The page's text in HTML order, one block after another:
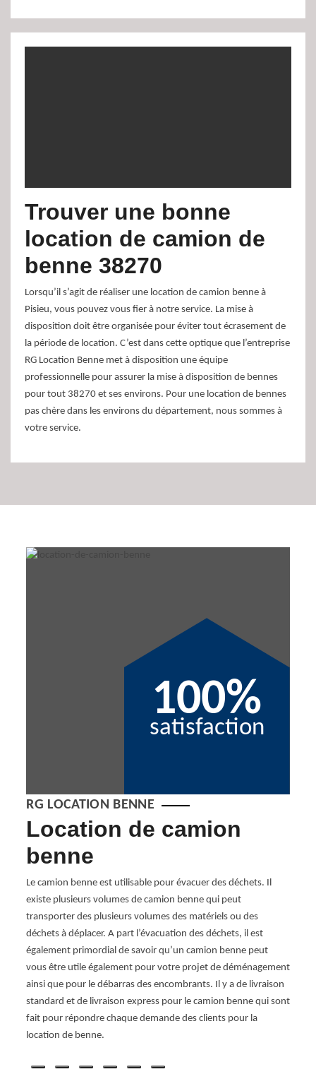
Trouver une bonne
location de camion de
benne 38270
Lorsqu’il s’agit de réaliser une location de camion benne à
Pisieu, vous pouvez vous fier à notre service. La mise à
disposition doit être organisée pour éviter tout écrasement de
la période de location. C’est dans cette optique que l’entreprise
RG Location Benne met à disposition une équipe
professionnelle pour assurer la mise à disposition de bennes
pour tout 38270 et ses environs. Pour une location de bennes
pas chère dans les environs du département, nous sommes à
votre service.
100%
satisfaction
RG LOCATION BENNE
Location de camion
benne
Le camion benne est utilisable pour évacuer des déchets. Il
existe plusieurs volumes de camion benne qui peut
transporter des plusieurs volumes des matériels ou des
déchets à déplacer. A part l’évacuation des déchets, il est
également primordial de savoir qu’un camion benne peut
vous être utile également pour votre projet de déménagement
ainsi que pour le débarras des encombrants. Il y a de livraison
standard et de livraison express pour le camion benne qui sont
fait pour répondre chaque demande des clients pour la
location de benne.